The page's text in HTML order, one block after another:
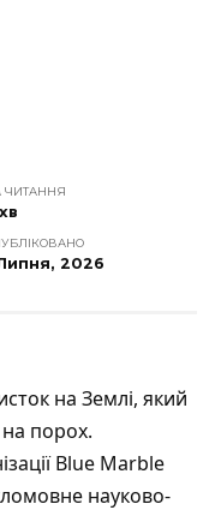
ЧИТАННЯ
2026
на Землі, який
порох.
Blue Marble
науково-